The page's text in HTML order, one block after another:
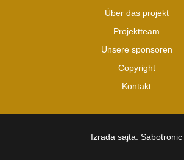
Über das projekt
Projektteam
Unsere sponsoren
Copyright
Kontakt
Izrada sajta: Sabotronic